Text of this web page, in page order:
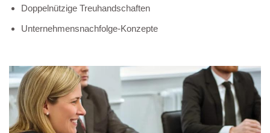
Doppelnützige Treuhandschaften
Unternehmensnachfolge-Konzepte